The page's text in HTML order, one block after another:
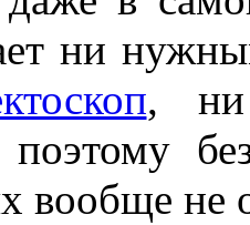
ни
, ни
вообще не